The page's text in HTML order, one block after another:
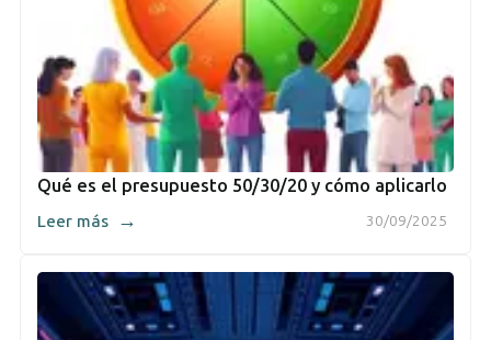
Qué es el presupuesto 50/30/20 y cómo aplicarlo
30/09/2025
Leer más →